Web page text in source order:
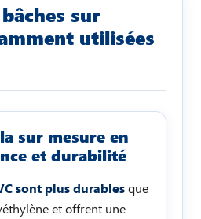
sur
utilisées
sur mesure en
et durabilité
sont plus durablesque
et offrent une